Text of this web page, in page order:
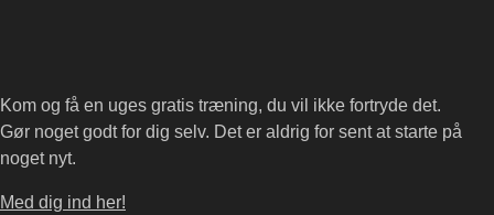
Kom og få en uges gratis træning, du vil ikke fortryde det.
Gør noget godt for dig selv. Det er aldrig for sent at starte på
noget nyt.
Med dig ind her!